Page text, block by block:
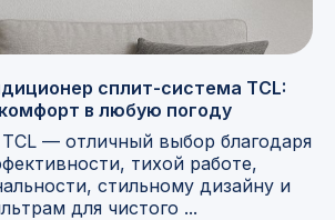
сплит-система TCL:
в любую погоду
— отличный выбор благодаря
тихой работе,
стильному дизайну и
для чистого ...